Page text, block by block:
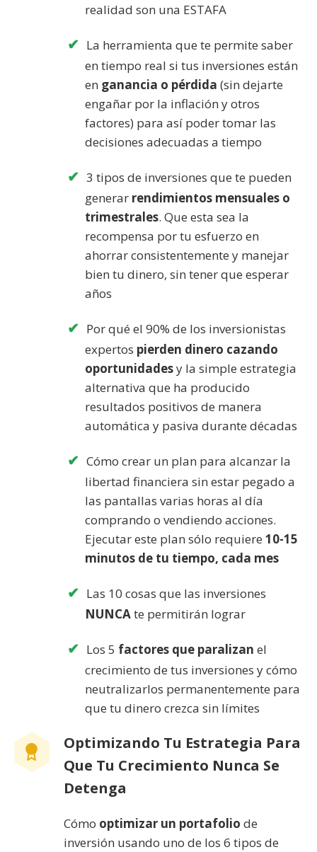
realidad son una ESTAFA
La herramienta que te permite saber
en tiempo real si tus inversiones están
en ganancia o pérdida (sin dejarte
engañar por la inflación y otros
factores) para así poder tomar las
decisiones adecuadas a tiempo
3 tipos de inversiones que te pueden
generar rendimientos mensuales o
trimestrales. Que esta sea la
recompensa por tu esfuerzo en
ahorrar consistentemente y manejar
bien tu dinero, sin tener que esperar
años
Por qué el 90% de los inversionistas
expertos pierden dinero cazando
oportunidadesy la simple estrategia
alternativa que ha producido
resultados positivos de manera
automática y pasiva durante décadas
Cómo crear un plan para alcanzar la
libertad financiera sin estar pegado a
las pantallas varias horas al día
comprando o vendiendo acciones.
Ejecutar este plan sólo requiere 10-15
minutos de tu tiempo, cada mes
Las 10 cosas que las inversiones
NUNCAte permitirán lograr
Los 5 factores que paralizan el
crecimiento de tus inversiones y cómo
neutralizarlos permanentemente para
que tu dinero crezca sin límites
Optimizando Tu Estrategia Para
Que Tu Crecimiento Nunca Se
Detenga
Cómo optimizar un portafolio de
inversión usando uno de los 6 tipos de